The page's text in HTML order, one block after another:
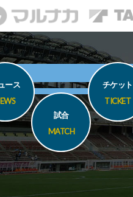
ース
試合
MATCH
チケット
TICKET